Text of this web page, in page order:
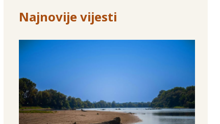
Najnovije vijesti